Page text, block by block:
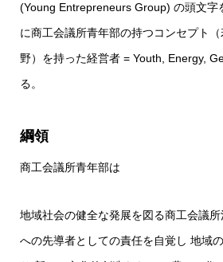
(Young Entrepreneurs Group) の頭文字
に商工会議所青年部の持つコンセプト
野）を持った経営者 = Youth, Energy,
る。
綱領
商工会議所青年部は
地域社会の健全な発展を図る商工会議
への先導者としての責任を自覚し 地域